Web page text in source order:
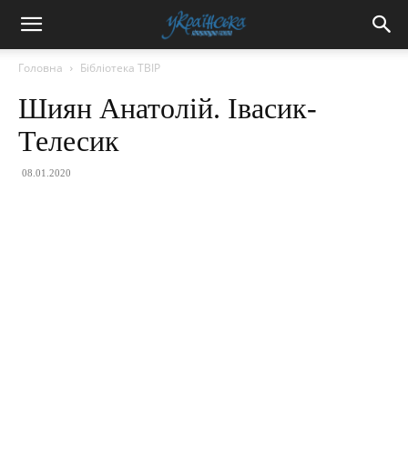
Головна Бібліотека ТВІР
Шиян Анатолій. Івасик-
Телесик
08.01.2020